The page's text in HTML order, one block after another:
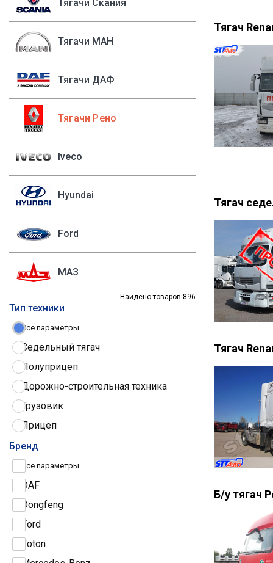
Тягачи Скания
Тягачи МАН
Тягачи ДАФ
Тягачи Рено
Iveco
Hyundai
Ford
МАЗ
Найдено товаров:896
Тип техники
Все параметры
Седельный тягач
Полуприцеп
Дорожно-строительная техника
Грузовик
Прицеп
Трактор
Грузовые шины
Бренд
Все параметры
DAF
Dongfeng
Ford
Foton
Тягач
Тягач
Тягач
Б/у тягач